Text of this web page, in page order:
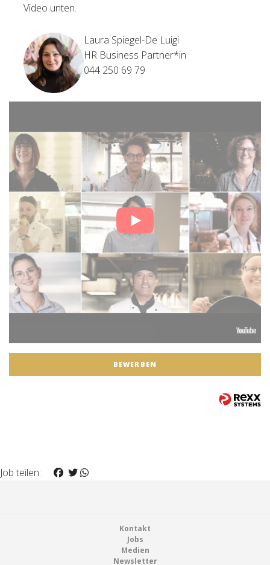
Video unten.
Laura Spiegel-De Luigi
HR Business Partner*in
044 250 69 79
BEWERBEN
Job teilen:
Kontakt
Jobs
Medien
Newsletter